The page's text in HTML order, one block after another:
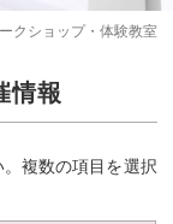
クショップ・体験教室
情報
複数の項目を選択